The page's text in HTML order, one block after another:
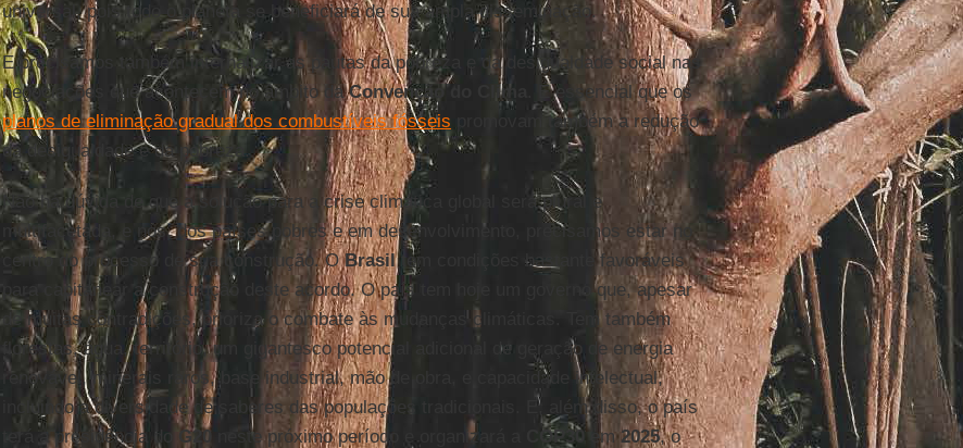
universal, pois todo o planeta se beneficiará de sua ampla disseminação.
E precisamos também internalizar as pautas da pobreza e da desigualdade social nas
negociações que acontecem no âmbito daConvenção do Clima
. É essencial que os
planos de eliminação gradual dos combustíveis fósseis promovam também a redução
da desigualdade e da pobreza.
Não há dúvida de que a solução para a crise climática global será plural e
multifacetada, e nós, dos países pobres e em desenvolvimento, precisamos estar no
centro do processo de sua construção. OBrasiltem condições bastante favoráveis
para capitanear a construção deste acordo. O país tem hoje um governo que, apesar
de muitas contradições, prioriza o combate às mudanças climáticas. Tem também
florestas, água, território, um gigantesco potencial adicional de geração de energia
renovável, minerais raros, base industrial, mão de obra, e capacidade intelectual,
incluindo a diversidade de saberes das populações tradicionais. E, além disso, o país
terá a presidência do
G20 neste próximo período e organizará a COP30 em2025, o